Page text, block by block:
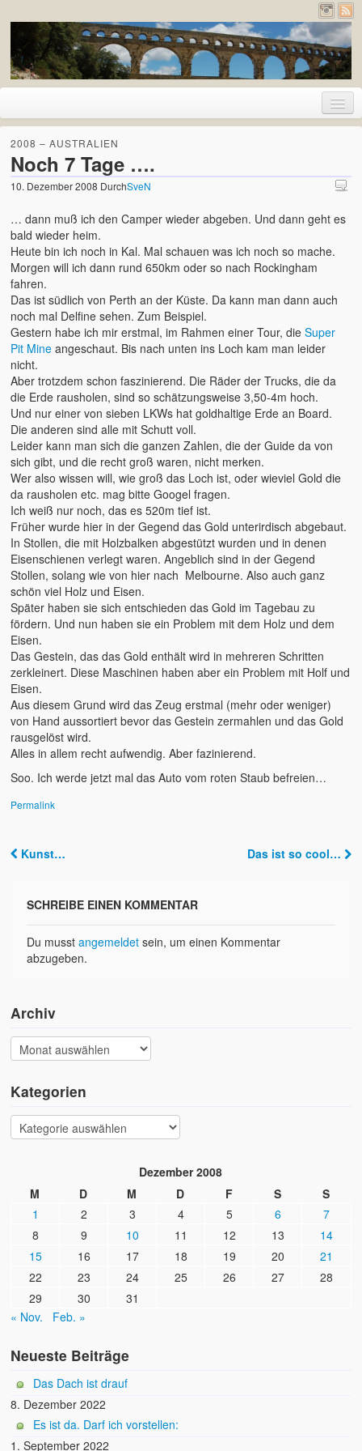
Home
Urlaub
2026 – Pyrenäen (Frankreich und Spanien)
2020 – Deutschland
2019 – Island
2017 – Holland
2017 – London
2016 – Deutschland
2015 – Deutschland
2014 – Frankreich
2012 – Dänemark
2011 – Australien
2008 – Australien
Der tägliche Wahnisnn
Fahrrad
Womo 2.0
sven-w.de
copyright
contact me
2008 – AUSTRALIEN
Noch 7 Tage ….
10. Dezember 2008 DurchSveN
… dann muß ich den Camper wieder abgeben. Und dann geht es
bald wieder heim.
Heute bin ich noch in Kal. Mal schauen was ich noch so mache.
Morgen will ich dann rund 650km oder so nach Rockingham
fahren.
Das ist südlich von Perth an der Küste. Da kann man dann auch
noch mal Delfine sehen. Zum Beispiel.
Gestern habe ich mir erstmal, im Rahmen einer Tour, dieSuper
Pit Mine angeschaut. Bis nach unten ins Loch kam man leider
nicht.
Aber trotzdem schon faszinierend. Die Räder der Trucks, die da
die Erde rausholen, sind so schätzungsweise 3,50-4m hoch.
Und nur einer von sieben LKWs hat goldhaltige Erde an Board.
Die anderen sind alle mit Schutt voll.
Leider kann man sich die ganzen Zahlen, die der Guide da von
sich gibt, und die recht groß waren, nicht merken.
Wer also wissen will, wie groß das Loch ist, oder wieviel Gold die
da rausholen etc. mag bitte Googel fragen.
Ich weiß nur noch, das es 520m tief ist.
Früher wurde hier in der Gegend das Gold unterirdisch abgebaut.
In Stollen, die mit Holzbalken abgestützt wurden und in denen
Eisenschienen verlegt waren. Angeblich sind in der Gegend
Stollen, solang wie von hier nach Melbourne. Also auch ganz
schön viel Holz und Eisen.
Später haben sie sich entschieden das Gold im Tagebau zu
fördern. Und nun haben sie ein Problem mit dem Holz und dem
Eisen.
Das Gestein, das das Gold enthält wird in mehreren Schritten
zerkleinert. Diese Maschinen haben aber ein Problem mit Holf und
Eisen.
Aus diesem Grund wird das Zeug erstmal (mehr oder weniger)
von Hand aussortiert bevor das Gestein zermahlen und das Gold
rausgelöst wird.
Alles in allem recht aufwendig. Aber fazinierend.
Soo. Ich werde jetzt mal das Auto vom roten Staub befreien…
Permalink
Kunst… Das ist so cool…
SCHREIBE EINEN KOMMENTAR
Du musstangemeldet sein, um einen Kommentar
abzugeben.
Archiv
Kategorien
Dezember 2008
M
D M D F S
S
1
2 3 4 5 6
7
8
9 10 11 12 13
14
15
16 17 18 19 20
21
22
23 24 25 26 27
28
29
30
31
« Nov.
Feb. »
Neueste Beiträge
Das Dach ist drauf
8. Dezember 2022
Es ist da. Darf ich vorstellen:
1. September 2022